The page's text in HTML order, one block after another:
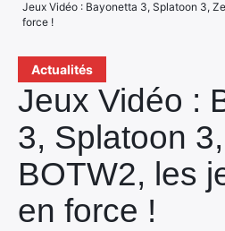
Actualités
Jeux Vidéo :
3, Splatoon
BOTW2, les
en force !
Jeux Vidéo : Bayonetta 3, Splatoon 3,
force !